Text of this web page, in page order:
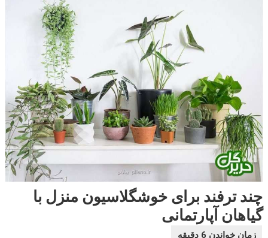
چند ترفند برای خوشگلاسیون منزل با
گیاهان آپارتمانی